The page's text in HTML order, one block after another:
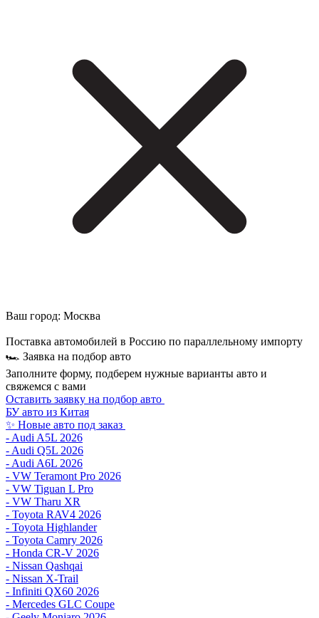
Ваш город: Москва
Поставка автомобилей в Россию по параллельному импорту
🏎 Заявка на подбор авто
Заполните форму, подберем нужные варианты авто и
свяжемся с вами
Оставить заявку на подбор авто
БУ авто из Китая
✨ Новые авто под заказ
- Audi A5L 2026
- Audi Q5L 2026
- Audi A6L 2026
- VW Teramont Pro 2026
- VW Tiguan L Pro
- VW Tharu XR
- Toyota RAV4 2026
- Toyota Highlander
- Toyota Camry 2026
- Honda CR-V 2026
- Nissan Qashqai
- Nissan X-Trail
- Infiniti QX60 2026
- Mercedes GLC Coupe